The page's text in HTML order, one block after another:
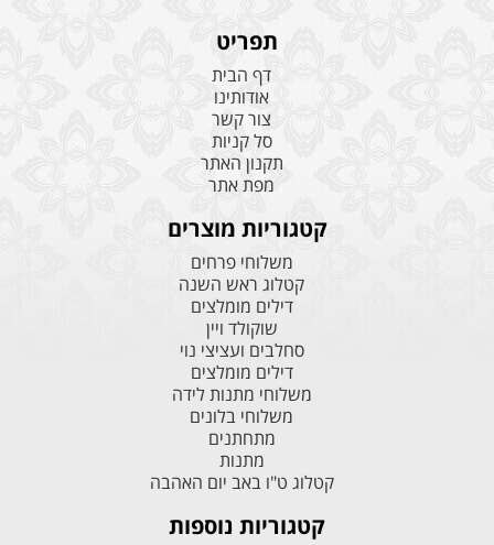
תפריט
דף הבית
אודותינו
צור קשר
סל קניות
תקנון האתר
מפת אתר
קטגוריות מוצרים
משלוחי פרחים
קטלוג ראש השנה
דילים מומלצים
שוקולד ויין
סחלבים ועציצי נוי
דילים מומלצים
משלוחי מתנות לידה
משלוחי בלונים
מתחתנים
מתנות
קטלוג ט"ו באב יום האהבה
קטגוריות נוספות